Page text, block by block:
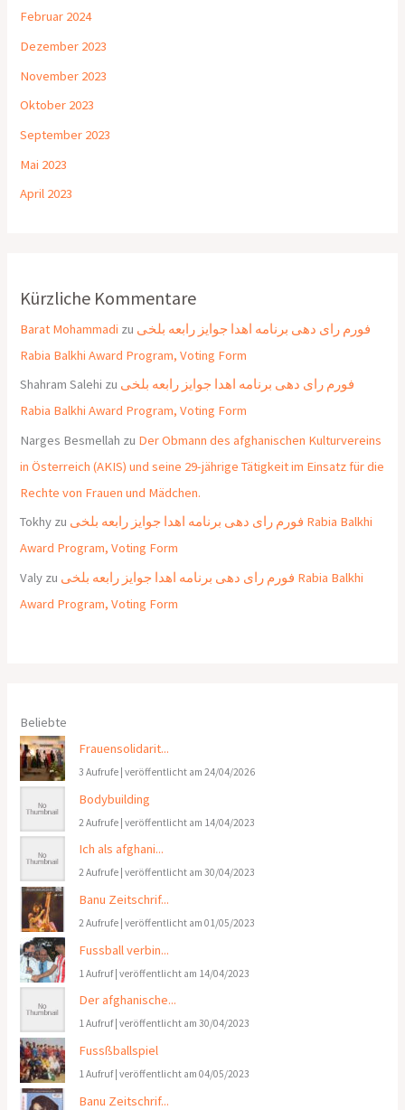
Februar 2024
Dezember 2023
November 2023
Oktober 2023
September 2023
Mai 2023
April 2023
Kürzliche Kommentare
Barat Mohammadi zu فورم رای دهی برنامه اهدا جوایز رابعه بلخی
Rabia Balkhi Award Program, Voting Form
Shahram Salehi zu فورم رای دهی برنامه اهدا جوایز رابعه بلخی
Rabia Balkhi Award Program, Voting Form
Narges Besmellah zu Der Obmann des afghanischen Kulturvereins
in Österreich (AKIS) und seine 29-jährige Tätigkeit im Einsatz für die
Rechte von Frauen und Mädchen.
Tokhy zu فورم رای دهی برنامه اهدا جوایز رابعه بلخی Rabia Balkhi
Award Program, Voting Form
Valy zu فورم رای دهی برنامه اهدا جوایز رابعه بلخی Rabia Balkhi
Award Program, Voting Form
Beliebte
Frauensolidarit...
3 Aufrufe |veröffentlicht am 24/04/2026
Bodybuilding
2 Aufrufe |veröffentlicht am 14/04/2023
Ich als afghani...
2 Aufrufe |veröffentlicht am 30/04/2023
Banu Zeitschrif...
2 Aufrufe |veröffentlicht am 01/05/2023
Fussball verbin...
1 Aufruf|veröffentlicht am 14/04/2023
Der afghanische...
1 Aufruf|veröffentlicht am 30/04/2023
Fussßballspiel
1 Aufruf|veröffentlicht am 04/05/2023
Banu Zeitschrif...